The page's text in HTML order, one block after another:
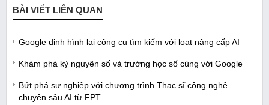
BÀI VIẾT LIÊN QUAN
Google định hình lại công cụ tìm kiếm với loạt nâng cấp AI
Khám phá kỷ nguyên số và trường học số cùng với Google
Bứt phá sự nghiệp với chương trình Thạc sĩ công nghệ
chuyên sâu AI từ FPT